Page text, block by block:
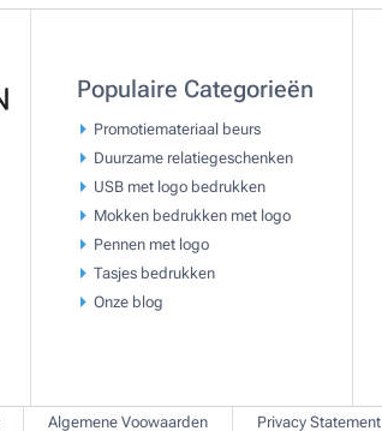
Populaire Categorieën
Promotiemateriaal beurs
Duurzame relatiegeschenken
USB met logo bedrukken
Mokken bedrukken met logo
Pennen met logo
Tasjes bedrukken
Onze blog
Algemene Voowaarden Privacy Statement